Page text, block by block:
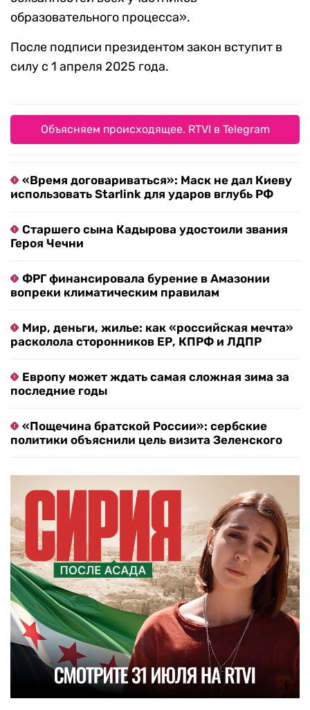
образовательного процесса».
После подписи президентом закон вступит в
силу с 1 апреля 2025 года.
Объясняем происходящее. RTVI в Telegram
«Время договариваться»: Маск не дал Киеву
использовать Starlink для ударов вглубь РФ
Старшего сына Кадырова удостоили звания
Героя Чечни
ФРГ финансировала бурение в Амазонии
вопреки климатическим правилам
Мир, деньги, жилье: как «российская мечта»
расколола сторонников ЕР, КПРФ и ЛДПР
Европу может ждать самая сложная зима за
последние годы
«Пощечина братской России»: сербские
политики объяснили цель визита Зеленского